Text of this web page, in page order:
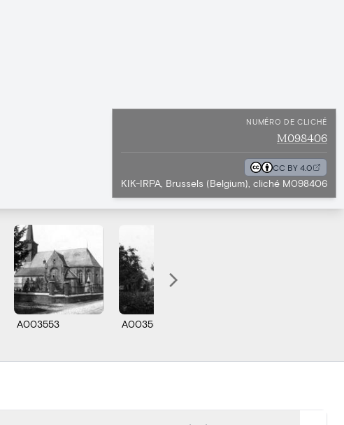
NUMÉRO DE CLICHÉ
M098406
CC BY 4.0
KIK-IRPA, Brussels (Belgium), cliché M098406
A003553 A003554